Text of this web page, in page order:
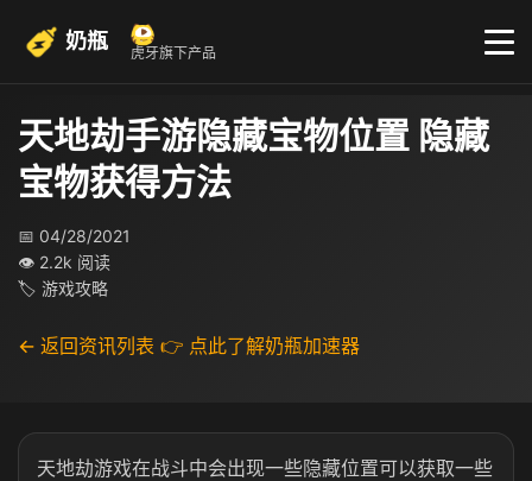
奶瓶 虎牙旗下产品
天地劫手游隐藏宝物位置 隐藏
宝物获得方法
📅 04/28/2021
👁 2.2k 阅读
🏷 游戏攻略
← 返回资讯列表 👉 点此了解奶瓶加速器
天地劫游戏在战斗中会出现一些隐藏位置可以获取一些